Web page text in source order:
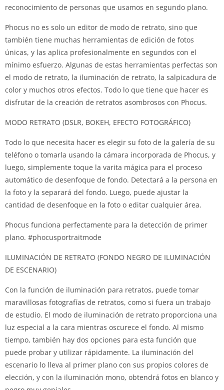
reconocimiento de personas que usamos en segundo plano.
Phocus no es solo un editor de modo de retrato, sino que
también tiene muchas herramientas de edición de fotos
únicas, y las aplica profesionalmente en segundos con el
mínimo esfuerzo. Algunas de estas herramientas perfectas son
el modo de retrato, la iluminación de retrato, la salpicadura de
color y muchos otros efectos. Todo lo que tiene que hacer es
disfrutar de la creación de retratos asombrosos con Phocus.
MODO RETRATO (DSLR, BOKEH, EFECTO FOTOGRÁFICO)
Todo lo que necesita hacer es elegir su foto de la galería de su
teléfono o tomarla usando la cámara incorporada de Phocus, y
luego, simplemente toque la varita mágica para el proceso
automático de desenfoque de fondo. Detectará a la persona en
la foto y la separará del fondo. Luego, puede ajustar la
cantidad de desenfoque en la foto o editar cualquier área.
Phocus funciona perfectamente para la detección de primer
plano. #phocusportraitmode
ILUMINACIÓN DE RETRATO (FONDO NEGRO DE ILUMINACIÓN
DE ESCENARIO)
Con la función de iluminación para retratos, puede tomar
maravillosas fotografías de retratos, como si fuera un trabajo
de estudio. El modo de iluminación de retrato proporciona una
luz especial a la cara mientras oscurece el fondo. Al mismo
tiempo, también hay dos opciones para esta función que
puede probar y utilizar rápidamente. La iluminación del
escenario lo lleva al primer plano con sus propios colores de
elección, y con la iluminación mono, obtendrá fotos en blanco y